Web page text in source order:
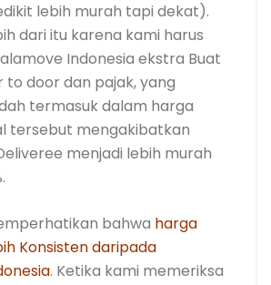
lebih murah tapi dekat).
dari itu karena kami harus
Indonesia ekstra Buat
to door dan pajak, yang
termasuk dalam harga
tersebut mengakibatkan
menjadi lebih murah
bahwa harga
Konsisten daripada
. Ketika kami memeriksa